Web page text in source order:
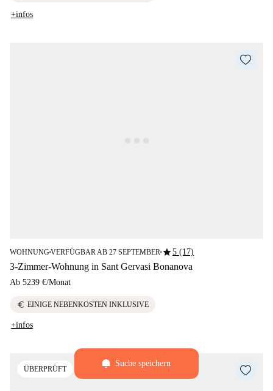
+infos
WOHNUNG■VERFÜGBAR AB 27 SEPTEMBER ■star5 (17)
3-Zimmer-Wohnung in Sant Gervasi Bonanova
Ab 5239 €/Monat
euro EINIGE NEBENKOSTEN INKLUSIVE
+infos
ÜBERPRÜFT
Suche speichern